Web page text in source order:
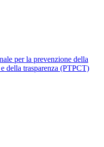
per la prevenzione della
della trasparenza (PTPCT)